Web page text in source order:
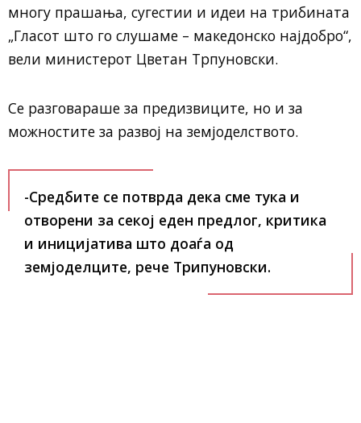
многу прашања, сугестии и идеи на трибината
„Гласот што го слушаме – македонско најдобро“,
вели министерот Цветан Трпуновски.
Се разговараше за предизвиците, но и за
можностите за развој на земјоделството.
-Средбите се потврда дека сме тука и
отворени за секој еден предлог, критика
и иницијатива што доаѓа од
земјоделците, рече Трипуновски.